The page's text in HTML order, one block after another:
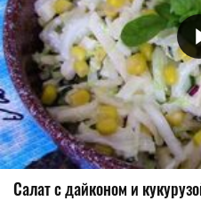
Салат с дайконом и